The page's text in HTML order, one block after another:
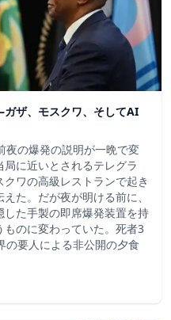
ザ、モスクワ、そしてAI
夜の爆発の説明が一晩で変
に近いとされるテレグラ
ワの高級レストランで起き
た。だが夜が明ける前に、
た手製の即席爆発装置を持
のに変わっていた。死者3
の要人による非公開の夕食